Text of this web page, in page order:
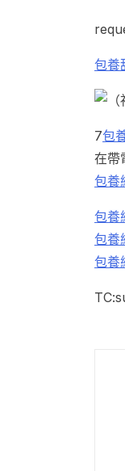
包養
7包
在帶
包養
包養
包養
包養